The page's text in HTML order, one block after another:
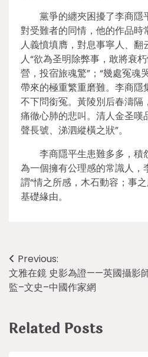
黨爭的纏夾困擾了李商隱
對受難者的同情，他的作品時
人義憤填膺，對息事寧人、翻
人“欲為圣明除弊事，敢將衰
營，投宿旅魂驚”；“幾處冤
帶來的極重繁重磨難。李商
不下問銜冤。黃陵別后春濤隔
痛徹心肺的悲叫。清人金圣
聲長號、涕泗縱橫之狀”。
李商隱平生患難多多，積
為一個擁有公理感的常識人
謂“情之所感，木石動容；事
基礎緣由。
Post
navigation
Previous:
文雅在鏡 史影為證——英國攝影
監–文史–中國作家網
Related Posts